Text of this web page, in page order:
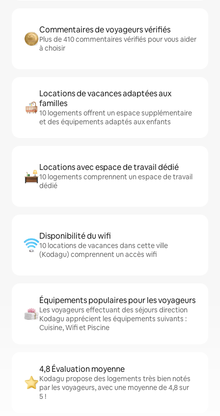
Commentaires de voyageurs vérifiés
Plus de 410 commentaires vérifiés pour vous aider
à choisir
Locations de vacances adaptées aux
familles
10 logements offrent un espace supplémentaire
et des équipements adaptés aux enfants
Locations avec espace de travail dédié
10 logements comprennent un espace de travail
dédié
Disponibilité du wifi
10 locations de vacances dans cette ville
(Kodagu) comprennent un accès wifi
Équipements populaires pour les voyageurs
Les voyageurs effectuant des séjours direction
Kodagu apprécient les équipements suivants :
Cuisine, Wifi et Piscine
4,8 Évaluation moyenne
Kodagu propose des logements très bien notés
par les voyageurs, avec une moyenne de 4,8 sur
5 !